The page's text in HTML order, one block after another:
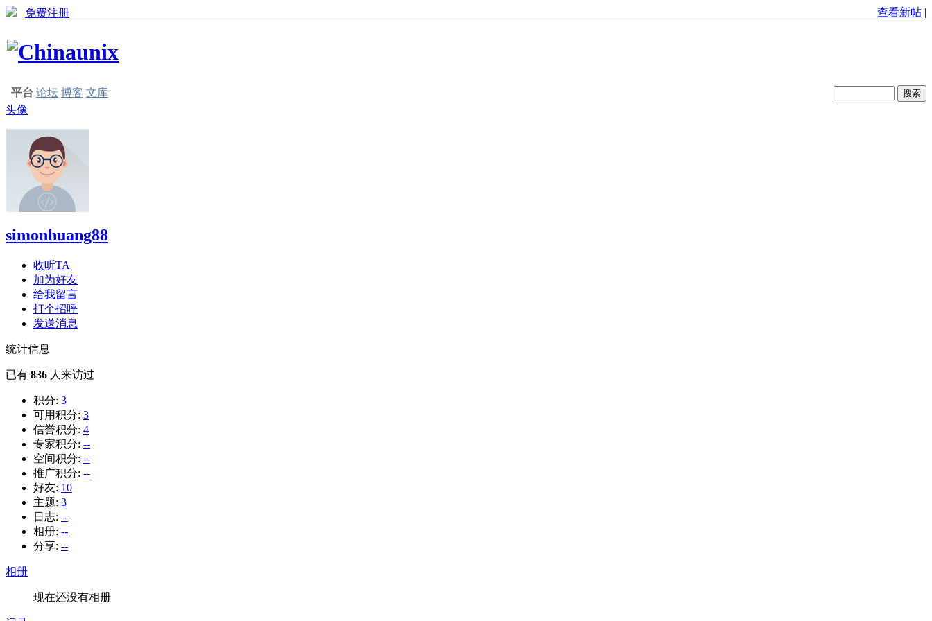
免费注册 查看新帖 |
平台 论坛 博客 文库
头像
simonhuang88
收听TA
加为好友
给我留言
打个招呼
发送消息
统计信息
已有 836 人来访过
积分: 3
可用积分: 3
信誉积分: 4
专家积分: --
空间积分: --
推广积分: --
好友: 10
主题: 3
日志: --
相册: --
分享: --
相册
现在还没有相册